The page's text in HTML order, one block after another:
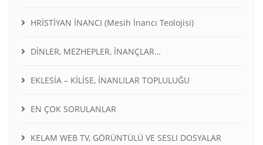
HRİSTİYAN İNANCI (Mesih İnancı Teolojisi)
DİNLER, MEZHEPLER, İNANÇLAR…
EKLESİA – KİLİSE, İNANLILAR TOPLULUĞU
EN ÇOK SORULANLAR
KELAM WEB TV, GÖRÜNTÜLÜ VE SESLI DOSYALAR